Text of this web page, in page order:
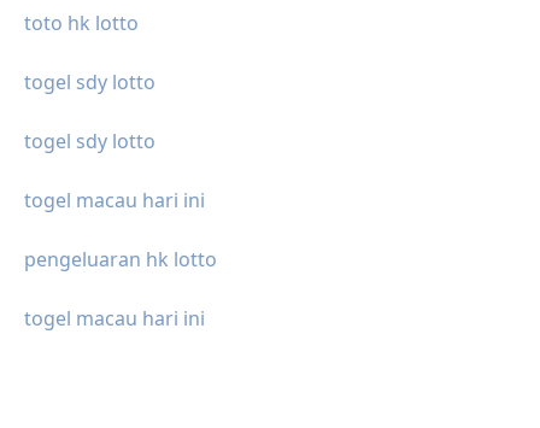
toto hk lotto
togel sdy lotto
togel sdy lotto
togel macau hari ini
pengeluaran hk lotto
togel macau hari ini